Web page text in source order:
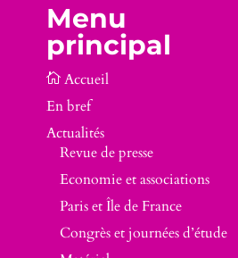
Menu
principal
En bref
Actualités
Revue de presse
Economie et associations
Paris et Île de France
Congrès et journées d’étude